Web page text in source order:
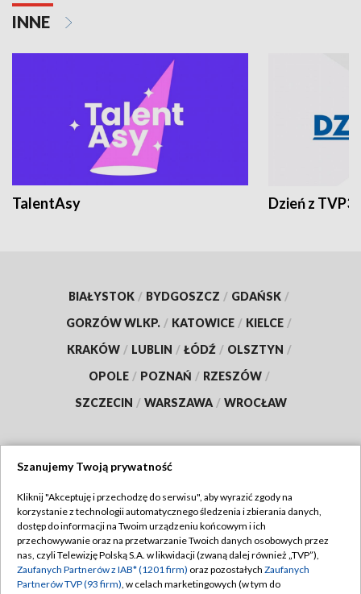
INNE
TalentAsy Dzień z TVP3
BIAŁYSTOK / BYDGOSZCZ / GDAŃSK /
GORZÓW WLKP. / KATOWICE / KIELCE /
KRAKÓW / LUBLIN / ŁÓDŹ / OLSZTYN /
OPOLE / POZNAŃ / RZESZÓW /
SZCZECIN / WARSZAWA / WROCŁAW
TVP
Abonament TVP
Emisja w TVP
Regulamin TVP
Polityka prywatności
Szanujemy Twoją prywatność
Kliknij "Akceptuję i przechodzę do serwisu", aby wyrazić zgody na
korzystanie z technologii automatycznego śledzenia i zbierania danych,
dostęp do informacji na Twoim urządzeniu końcowym i ich
przechowywanie oraz na przetwarzanie Twoich danych osobowych przez
nas, czyli Telewizję Polską S.A. w likwidacji (zwaną dalej również „TVP”),
Zaufanych Partnerów z IAB* (1201 firm) oraz pozostałych Zaufanych
Partnerów TVP (93 firm), w celach marketingowych (w tym do